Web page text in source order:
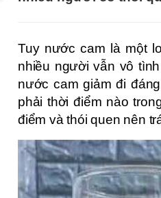
Tuy nước cam là một
nhiều người vẫn vô
nước cam giảm đi
phải thời điểm nào
điểm và thói quen nên